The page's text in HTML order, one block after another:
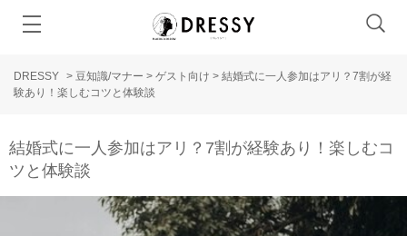
DRESSY > 豆知識/マナー > ゲスト向け > 結婚式に一人参加はアリ？7割が経
験あり！楽しむコツと体験談
結婚式に一人参加はアリ？7割が経験あり！楽しむコ
ツと体験談